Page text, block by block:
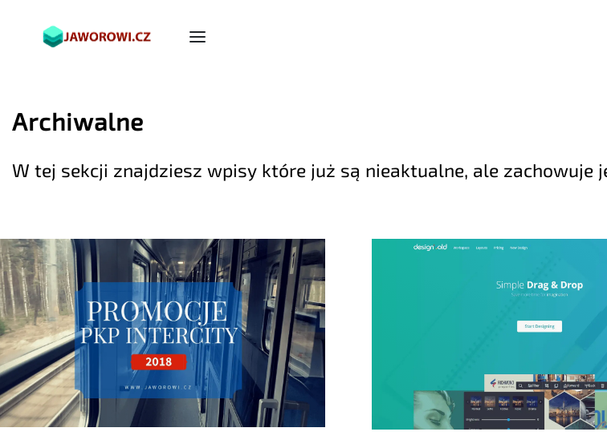
Archiwalne
W tej sekcji znajdziesz wpisy które już są nieaktualne, ale zachowuje